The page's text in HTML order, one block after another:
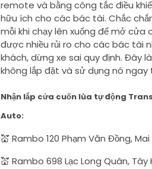
remote và bằng công tắc điều
hữu ích cho các bác tài. Chắc
mỗi khi chạy lên xuống để mở cửa
được nhiều rủi ro cho các bác tài
khách, dừng xe sai quy định. Đây
không lắp đặt và sử dụng nó ngay
Nhận lắp cửa cuốn lùa tự động
Auto:
💒 Rambo 120 Phạm Văn Đồng, Mai
💒 Rambo 698 Lạc Long Quân, Tây